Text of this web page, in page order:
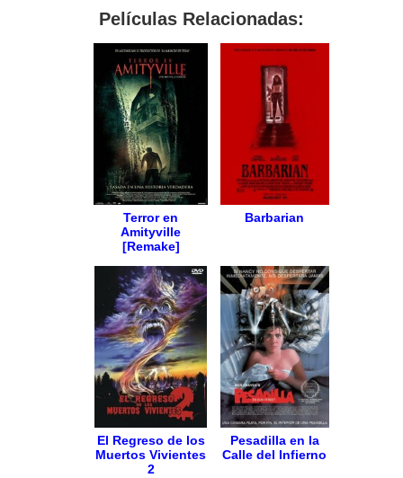
Películas Relacionadas:
Terror en
Amityville
[Remake]
Barbarian
El Regreso de los
Muertos Vivientes
2
Pesadilla en la
Calle del Infierno